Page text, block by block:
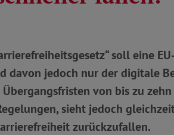
soll eine
davon jedoch nur der digitale
von bis zu zehn
sieht jedoch
zurückzufallen.